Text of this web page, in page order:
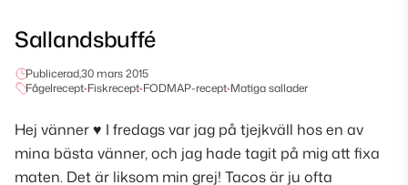
Sallandsbuffé
Publicerad,30 mars 2015
Fågelrecept•Fiskrecept•FODMAP-recept•Matiga sallader
Hej vänner ♥ I fredags var jag på tjejkväll hos en av
mina bästa vänner, och jag hade tagit på mig att fixa
maten. Det är liksom min grej! Tacos är ju ofta